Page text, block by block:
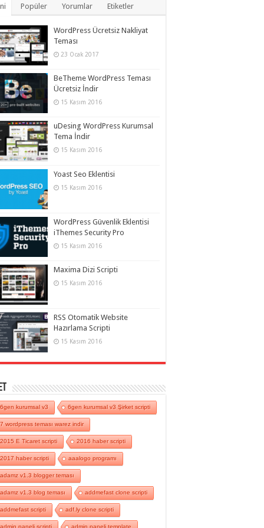
Popüler Yorumlar Etiketler
WordPress Ücretsiz Nakliyat
Teması
23 Ocak 2017
BeTheme WordPress Teması
Ücretsiz İndir
15 Kasım 2016
uDesing WordPress Kurumsal
Tema İndir
15 Kasım 2016
Yoast Seo Eklentisi
15 Kasım 2016
WordPress Güvenlik Eklentisi
iThemes Security Pro
15 Kasım 2016
Maxima Dizi Scripti
15 Kasım 2016
RSS Otomatik Website
Hazırlama Scripti
15 Kasım 2016
6gen kurumsal v3 6gen kurumsal v3 Şirket scripti
7 wordpress teması warez indir
2015 E Ticaret scripti 2016 haber scripti
2017 haber scripti aaalogo programı
adamz v1.3 blogger teması
adamz v1.3 blog teması addmefast clone scripti
addmefast scripti adf.ly clone scripti
admin paneli scripti admin paneli template